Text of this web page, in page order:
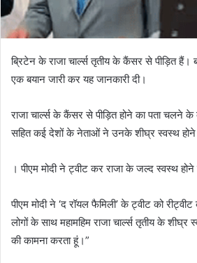
ब्रिटेन के राजा चार्ल्स तृतीय के कैंसर से पीड़ित
एक बयान जारी कर यह जानकारी दी।
राजा चार्ल्स के कैंसर से पीड़ित होने का पता चलने के
सहित कई देशों के नेताओं ने उनके शीघ्र स्वस्थ होने
। पीएम मोदी ने ट्वीट कर राजा के जल्द स्वस्थ
पीएम मोदी ने ‘द रॉयल फैमिली’ के ट्वीट को
लोगों के साथ महामहिम राजा चार्ल्स तृतीय के
की कामना करता हूं।”